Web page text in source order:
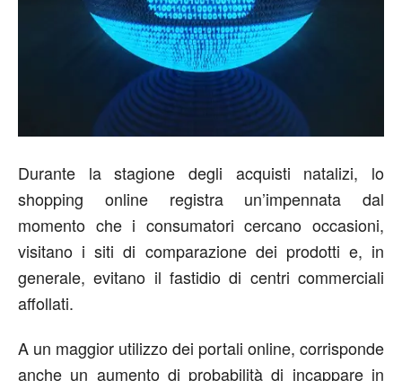
Durante la stagione degli acquisti natalizi, lo
shopping online registra un’impennata dal
momento che i consumatori cercano occasioni,
visitano i siti di comparazione dei prodotti e, in
generale, evitano il fastidio di centri commerciali
affollati.
A un maggior utilizzo dei portali online, corrisponde
anche un aumento di probabilità di incappare in